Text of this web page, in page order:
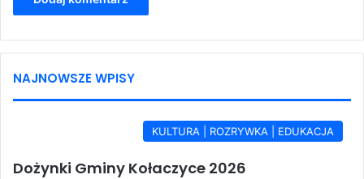
NAJNOWSZE WPISY
KULTURA | ROZRYWKA | EDUKACJA
Dożynki Gminy Kołaczyce 2026